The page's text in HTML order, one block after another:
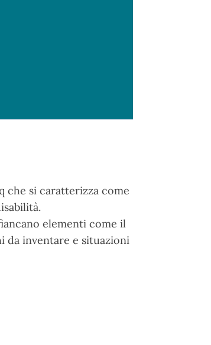
che si caratterizza come
elementi come il
da inventare e situazioni